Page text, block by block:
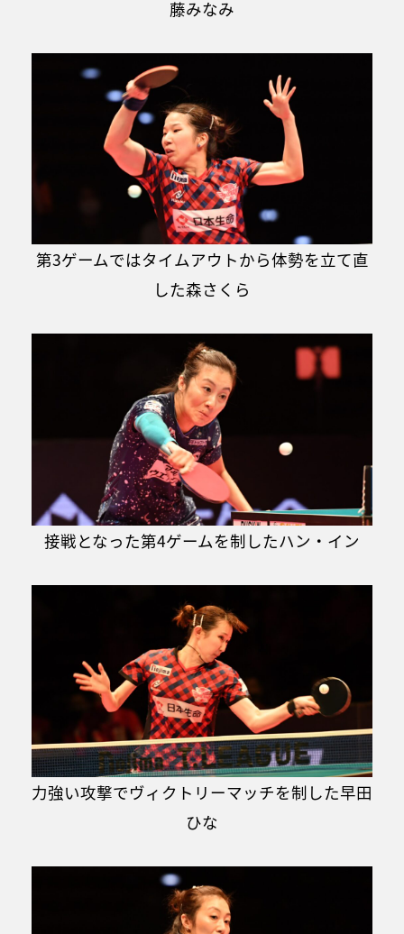
藤みなみ
第3ゲームではタイムアウトから体勢を立て直
した森さくら
接戦となった第4ゲームを制したハン・イン
力強い攻撃でヴィクトリーマッチを制した早田
ひな